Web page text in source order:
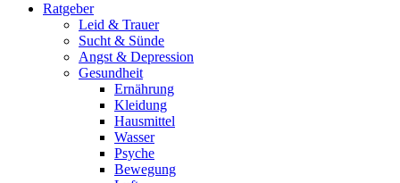
Ratgeber
Leid & Trauer
Sucht & Sünde
Angst & Depression
Gesundheit
Ernährung
Kleidung
Hausmittel
Wasser
Psyche
Bewegung